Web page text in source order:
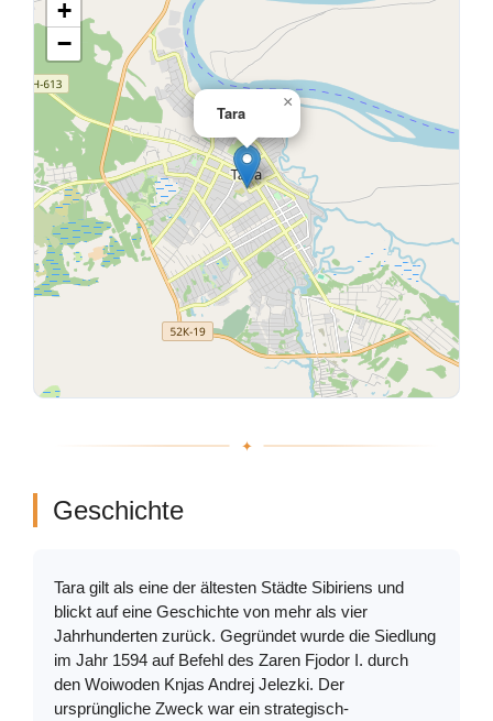
Tara
×
+
−
Geschichte
Tara gilt als eine der ältesten Städte Sibiriens und
blickt auf eine Geschichte von mehr als vier
Jahrhunderten zurück. Gegründet wurde die Siedlung
im Jahr 1594 auf Befehl des Zaren Fjodor I. durch
den Woiwoden Knjas Andrej Jelezki. Der
ursprüngliche Zweck war ein strategisch-